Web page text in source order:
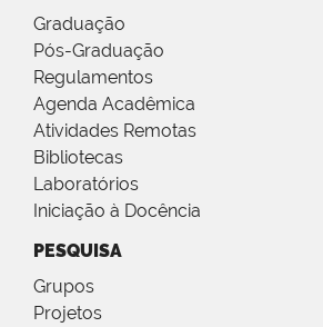
Graduação
Pós-Graduação
Regulamentos
Agenda Acadêmica
Atividades Remotas
Bibliotecas
Laboratórios
Iniciação à Docência
PESQUISA
Grupos
Projetos